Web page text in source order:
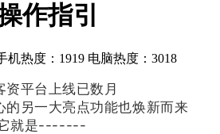
作指引
机热度：1919 电脑热度：3018
资平台上线已数月
的另一大亮点功能也焕新而来
就是-------